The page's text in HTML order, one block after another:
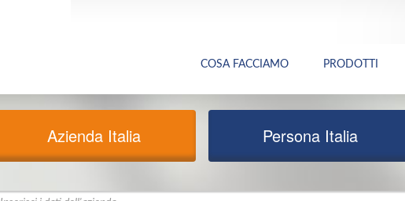
COSA FACCIAMO PRODOTTI
Azienda Italia Persona Italia